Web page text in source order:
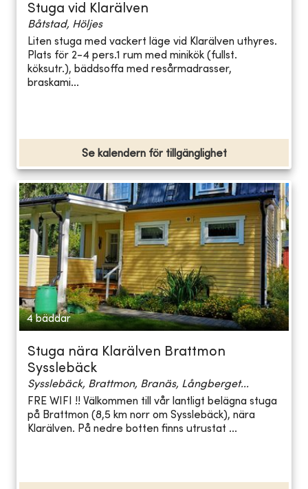
Stuga vid Klarälven
Båtstad, Höljes
Liten stuga med vackert läge vid Klarälven uthyres.
Plats för 2-4 pers.1 rum med minikök (fullst.
köksutr.), bäddsoffa med resårmadrasser,
braskami...
Se kalendern för tillgänglighet
4 bäddar
Stuga nära Klarälven Brattmon
Sysslebäck
Sysslebäck, Brattmon, Branäs, Långberget...
FRE WIFI !! Välkommen till vår lantligt belägna stuga
på Brattmon (8,5 km norr om Sysslebäck), nära
Klarälven. På nedre botten finns utrustat ...